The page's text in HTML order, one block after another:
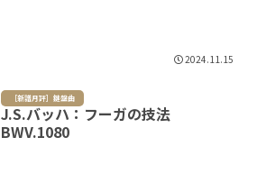
2024.11.15
［新譜月評］鍵盤曲
J.S.バッハ：フーガの技法
BWV.1080